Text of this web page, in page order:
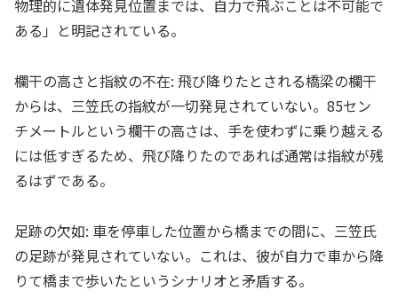
物理的に遺体発見位置までは、自力で飛ぶことは不可能で
ある」と明記されている。
欄干の高さと指紋の不在: 飛び降りたとされる橋梁の欄干
からは、三笠氏の指紋が一切発見されていない。85セン
チメートルという欄干の高さは、手を使わずに乗り越える
には低すぎるため、飛び降りたのであれば通常は指紋が残
るはずである。
足跡の欠如: 車を停車した位置から橋までの間に、三笠氏
の足跡が発見されていない。これは、彼が自力で車から降
りて橋まで歩いたというシナリオと矛盾する。